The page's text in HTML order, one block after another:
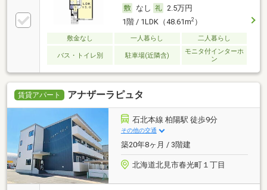
なし
2.5万円
1階 / 1LDK（48.61m2）
敷金なし 一人暮らし 二人暮らし
バス・トイレ別 駐車場(近隣含)
モニタ付インターホ
ン
賃貸アパート アナザーラピュタ
石北本線 柏陽駅 徒歩9分
その他の交通
築20年8ヶ月 / 3階建
北海道北見市春光町１丁目